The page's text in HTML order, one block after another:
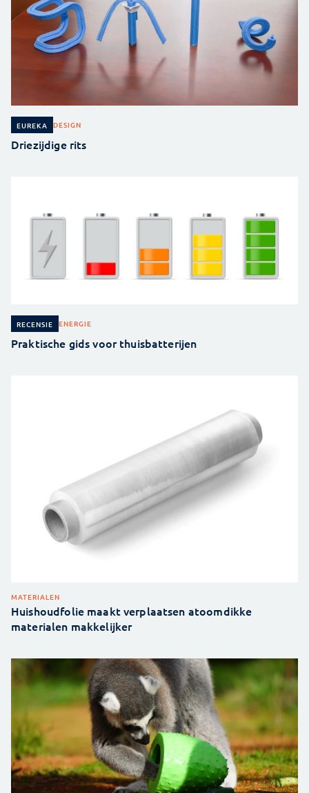
EUREKA DESIGN
Driezijdige rits
RECENSIE ENERGIE
Praktische gids voor thuisbatterijen
MATERIALEN
Huishoudfolie maakt verplaatsen atoomdikke
materialen makkelijker